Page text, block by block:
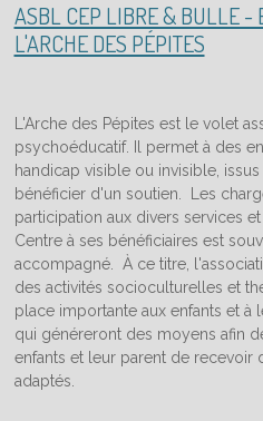
ASBL CEP LIBRE & BULLE -
L'ARCHE DES PÉPITES
L'Arche des Pépites est le volet
psychoéducatif. Il permet à des
handicap visible ou invisible,
bénéficier d'un soutien. Les
participation aux divers services
Centre à ses bénéficiaires est
accompagné. À ce titre,
des activités socioculturelles et
place importante aux enfants et à
qui généreront des moyens afin
enfants et leur parent de recevoir
adaptés.